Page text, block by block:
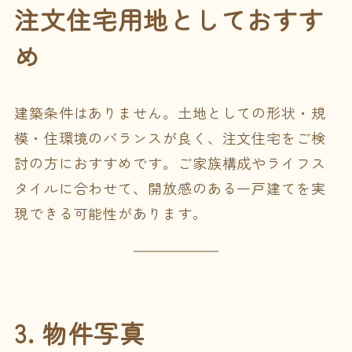
注文住宅用地としておすす
め
建築条件はありません。土地としての形状・規
模・住環境のバランスが良く、注文住宅をご検
討の方におすすめです。ご家族構成やライフス
タイルに合わせて、開放感のある一戸建てを実
現できる可能性があります。
3. 物件写真